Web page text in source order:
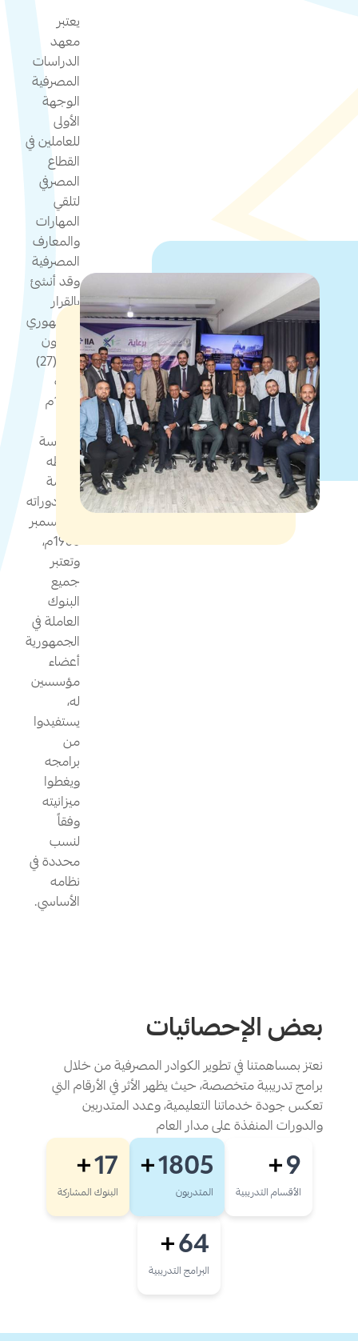
يعتبر
معهد
الدراسات
المصرفية
الوجهة
الأولى
للعاملين في
القطاع
المصرفي
لتلقي
المهارات
والمعارف
المصرفية
وقد أنشئ
بالقرار
الجمهوري
بالقانون
رقم (27)
لسنة
وبدأ
ممارسة
نشاطه
وإقامة
أولى دوراته
في ديسمبر
1980م،
وتعتبر
جميع
البنوك
العاملة في
الجمهورية
أعضاء
مؤسسين
له،
يستفيدوا
من
برامجه
ويغطوا
ميزانيته
وفقاً
لنسب
محددة في
نظامه
الأساسي.
بعض الإحصائيات
نعتز بمساهمتنا في تطوير الكوادر المصرفية من خلال
برامج تدريبية متخصصة، حيث يظهر الأثر في الأرقام التي
تعكس جودة خدماتنا التعليمية، وعدد المتدربين
والدورات المنفذة على مدار العام
9
+
الأقسام التدريبية
1805
+
المتدربون
17
+
البنوك المشاركة
64
+
البرامج التدريبية